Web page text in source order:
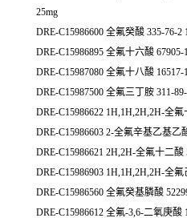
25mg
DRE-C15986600 全氟癸酸 335-76-2
DRE-C15986895 全氟十六酸 67905-
DRE-C15987080 全氟十八酸 16517-
DRE-C15987500 全氟三丁胺 311-
DRE-C15986622 1H,1H,2H,2H-全
DRE-C15986603 2-全氟辛基乙基乙
DRE-C15986621 2H,2H-全氟十二酸
DRE-C15986903 1H,1H,2H,2H-全
DRE-C15986560 全氟癸基膦酸
DRE-C15986612 全氟-3,6-二氧庚酸